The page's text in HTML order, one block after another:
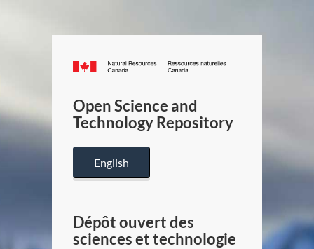
Canada.ca
/
Canada
Open Science and
Technology Repository
English
Dépôt ouvert des
sciences et technologie